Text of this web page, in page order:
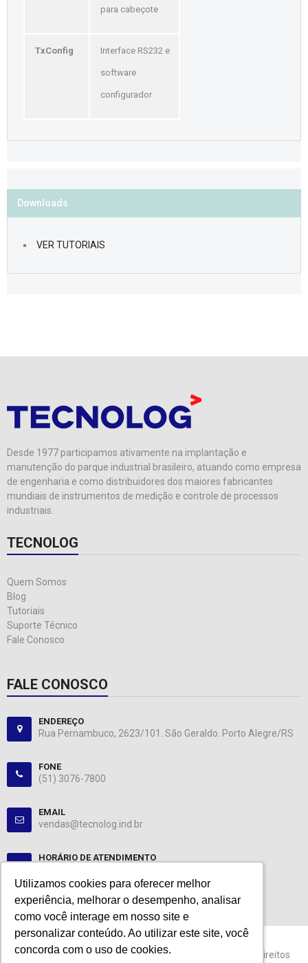
Utilizamos cookies para oferecer melhor
experiência, melhorar o desempenho, analisar
como você interage em nosso site e
personalizar conteúdo. Ao utilizar este site, você
concorda com o uso de cookies.
Utilizamos cookies para oferecer melhor
experiência, melhorar o desempenho, analisar
como você interage em nosso site e
personalizar conteúdo. Ao utilizar este site, você
concorda com o uso de cookies.
para cabeçote
TxConfig Interface RS232 e
software
configurador
Downloads
VER TUTORIAIS
Desde 1977 participamos ativamente na implantação e
manutenção do parque industrial brasileiro, atuando como empresa
de engenharia e como distribuidores dos maiores fabricantes
mundiais de instrumentos de medição e controle de processos
industriais.
TECNOLOG
Quem Somos
Blog
Tutoriais
Suporte Técnico
Fale Conosco
FALE CONOSCO
ENDEREÇO
Rua Pernambuco, 2623/101. São Geraldo. Porto Alegre/RS
FONE
(51) 3076-7800
EMAIL
vendas@tecnolog.ind.br
HORÁRIO DE ATENDIMENTO
© 2024 Tecnolog. CNPJ: 89.401.335/0001-25. Todos os direitos